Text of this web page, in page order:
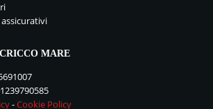
MARE
-Cookie Policy